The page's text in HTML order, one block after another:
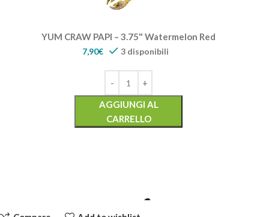
YUM CRAW PAPI – 3.75" Watermelon Red
7,90€ 3 disponibili
AGGIUNGI AL
CARRELLO